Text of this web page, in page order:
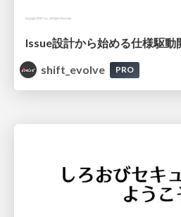
shift_evolve
PRO